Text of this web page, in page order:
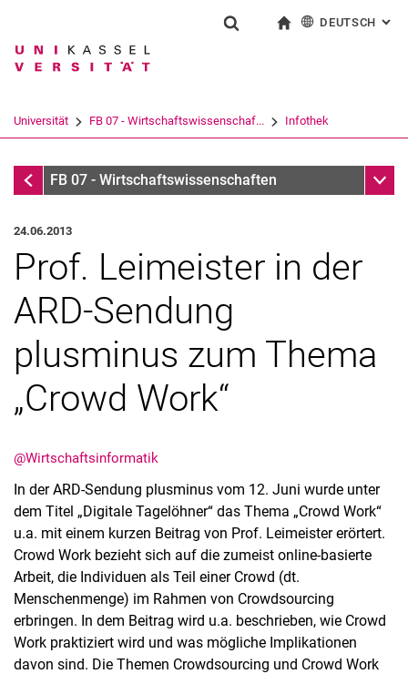
Springe direkt zu: Inhalt
Springe direkt zu: Suche
Springe direkt zu:
Suchbegriff
Suchen (öffnet externen Link in einem
DEUTSCH :
Universität FB 07 - Wirtschaftswissenschaf... Infothek
InfothekFB 07 - Wirtschaftswissenschaften
Stellenangebote
Termine
24.06.2013
Prof. Leimeister in der
ARD-Sendung
plusminus zum Thema
„Crowd Work“
@Wirtschaftsinformatik
In der ARD-Sendung plusminus vom 12. Juni wurde unter
dem Titel „Digitale Tagelöhner“ das Thema „Crowd Work“
u.a. mit einem kurzen Beitrag von Prof. Leimeister erörtert.
Crowd Work bezieht sich auf die zumeist online-basierte
Arbeit, die Individuen als Teil einer Crowd (dt.
Menschenmenge) im Rahmen von Crowdsourcing
erbringen. In dem Beitrag wird u.a. beschrieben, wie Crowd
Work praktiziert wird und was mögliche Implikationen
davon sind. Die Themen Crowdsourcing und Crowd Work